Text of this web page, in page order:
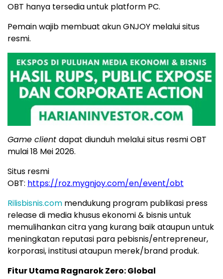
OBT hanya tersedia untuk platform PC.
Pemain wajib membuat akun GNJOY melalui situs
resmi.
Game client dapat diunduh melalui situs resmi OBT
mulai 18 Mei 2026.
Situs resmi
OBT: https://roz.mygnjoy.com/en/event/obt
Rilisbisnis.com mendukung program publikasi press
release di media khusus ekonomi & bisnis untuk
memulihankan citra yang kurang baik ataupun untuk
meningkatan reputasi para pebisnis/entrepreneur,
korporasi, institusi ataupun merek/brand produk.
Fitur Utama Ragnarok Zero: Global